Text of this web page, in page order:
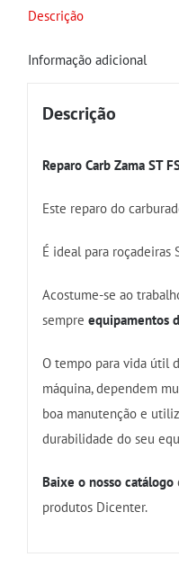
Descrição
Informação adicional
Descrição
Reparo Carb Zama ST
Este reparo do
É ideal para roçadeiras
Acostume-se ao
sempre equipamentos
O tempo para vida útil
máquina, dependem
boa manutenção e
durabilidade do seu
Baixe o nosso catálogo
produtos Dicenter.